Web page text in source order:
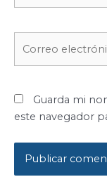
Guarda mi
este navegador